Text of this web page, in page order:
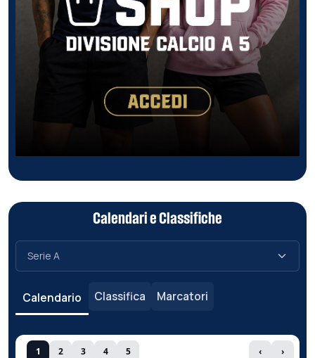
Calendari e Classifiche
Calendario Classifica Marcatori
1 2 3 4 5 ‹ ›